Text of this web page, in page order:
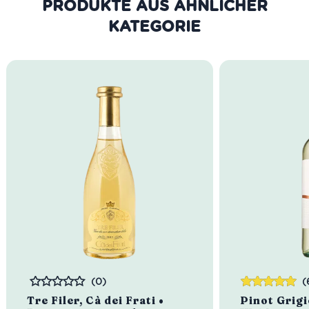
PRODUKTE AUS DER GLEICHEN
KATEGORIE
Tre Filer, Cà dei Frati •
Bewertet
(0)
Pinot
Bewertet